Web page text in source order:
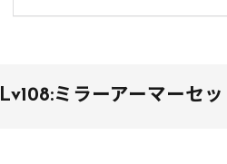
Lv108:ミラーアーマーセ